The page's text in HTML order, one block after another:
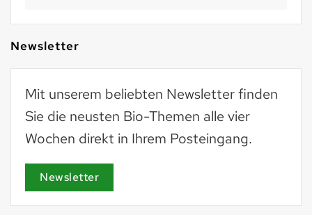
Newsletter
Mit unserem beliebten Newsletter finden
Sie die neusten Bio-Themen alle vier
Wochen direkt in Ihrem Posteingang.
Newsletter